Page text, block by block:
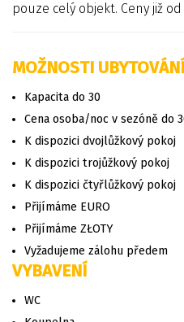
pouze celý objekt. Ceny již
MOŽNOSTI UBYTOVÁNÍ
Kapacita do 30
Cena osoba/noc v sezóně do
K dispozici dvojlůžkový pokoj
K dispozici trojůžkový pokoj
K dispozici čtyřlůžkový pokoj
Přijímáme EURO
Přijímáme ZŁOTY
Vyžadujeme zálohu předem
VYBAVENÍ
WC